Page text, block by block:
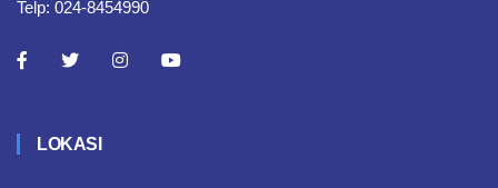
Telp: 024-8454990
LOKASI